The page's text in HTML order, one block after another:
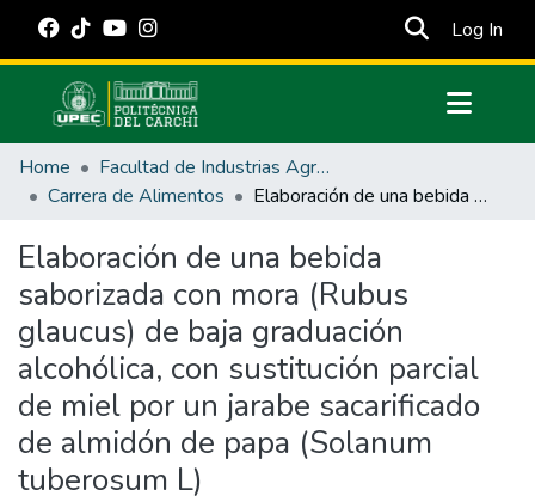
Log In
Communities & Collections
All of DSpace
Estadísticas Externas
Manuales
Home
Facultad de Industrias Agropecuarias y Ciencias Ambientales
Carrera de Alimentos
Elaboración de una bebida saborizada con mora (Rubus glaucus) de baja graduación alcohólica, con sustitución parcial de miel por un jarabe sacarificado de almidón de papa (Solanum tuberosum L)
Elaboración de una bebida
saborizada con mora (Rubus
glaucus) de baja graduación
alcohólica, con sustitución parcial
de miel por un jarabe sacarificado
de almidón de papa (Solanum
tuberosum L)